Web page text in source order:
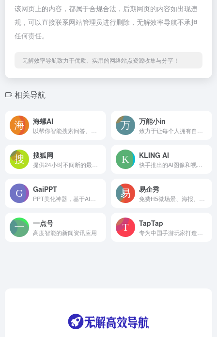
该网页上的内容，都属于合规合法，后期网页的内容如出现违
规，可以直接联系网站管理员进行删除，无解效率导航不承担
任何责任。
无解效率导航致力于优质、实用的网络站点资源收集与分享！
相关导航
海螺AI 万能小in
搜狐网 KLING AI
GaiPPT 易企秀
一点号
高度智能的新闻资讯应用
TapTap